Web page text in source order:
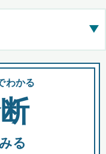
▶
わかる
る